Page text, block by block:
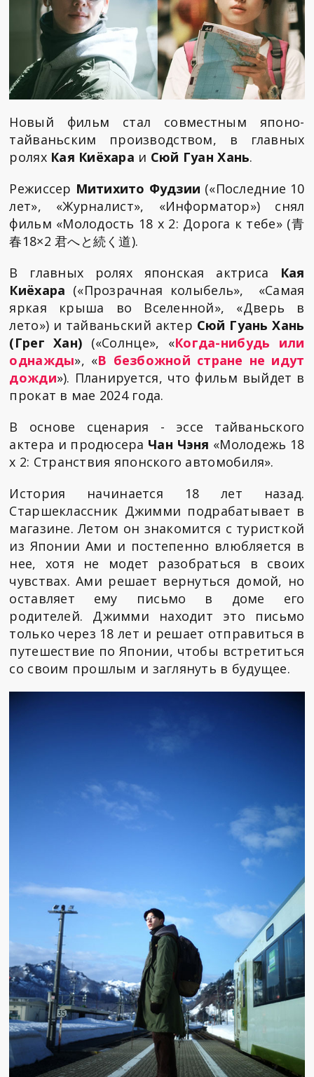
Новый фильм стал совместным японо-
тайваньским производством, в главных
ролях Кая Киёхара и Сюй Гуан Хань.
Режиссер Митихито Фудзии («Последние 10
лет», «Журналист», «Информатор») снял
фильм «Молодость 18 x 2: Дорога к тебе» (青
春18×2 君へと続く道).
В главных ролях японская актриса Кая
Киёхара («Прозрачная колыбель», «Самая
яркая крыша во Вселенной», «Дверь в
лето») и тайваньский актер Сюй Гуань Хань
(Грег Хан) («Солнце», «Когда-нибудь или
однажды», «В безбожной стране не идут
дожди»). Планируется, что фильм выйдет в
прокат в мае 2024 года.
В основе сценария - эссе тайваньского
актера и продюсера Чан Чэня «Молодежь 18
x 2: Странствия японского автомобиля».
История начинается 18 лет назад.
Старшеклассник Джимми подрабатывает в
магазине. Летом он знакомится с туристкой
из Японии Ами и постепенно влюбляется в
нее, хотя не модет разобраться в своих
чувствах. Ами решает вернуться домой, но
оставляет ему письмо в доме его
родителей. Джимми находит это письмо
только через 18 лет и решает отправиться в
путешествие по Японии, чтобы встретиться
со своим прошлым и заглянуть в будущее.